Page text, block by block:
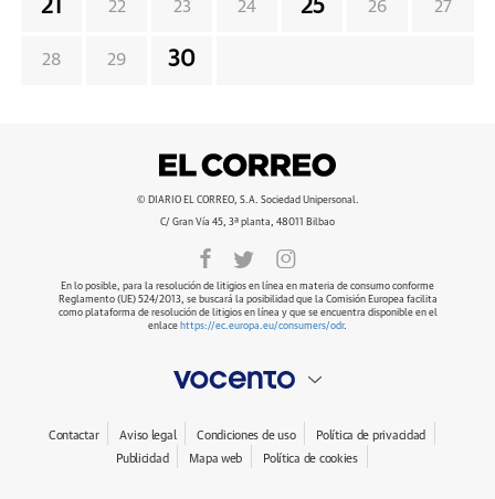
21 22 23 24 25 26 27
28 29 30
© DIARIO EL CORREO, S.A. Sociedad Unipersonal.
C/ Gran Vía 45, 3ª planta, 48011 Bilbao
En lo posible, para la resolución de litigios en línea en materia de consumo conforme
Reglamento (UE) 524/2013, se buscará la posibilidad que la Comisión Europea facilita
como plataforma de resolución de litigios en línea y que se encuentra disponible en el
enlace https://ec.europa.eu/consumers/odr.
Contactar Aviso legal Condiciones de uso
Política de privacidad
Publicidad
Mapa web Política de cookies